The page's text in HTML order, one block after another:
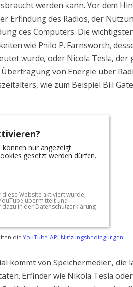
werden kann. Vor dem
Erfindung des Radios, der
des Computers. Die
wie Philo P. Farnsworth,
wurde, oder Nicola Tesla, der
von Energie über
wie zum Beispiel Bill
können nur angezeigt
gesetzt werden dürfen.
diese Website aktiviert wurde,
übermittelt und
dazu in der Datenschutzerklärung
die YouTube-API-Nutzungsbedingungen
kommt von Speichermedien, die
Erfinder wie Nikola Tesla